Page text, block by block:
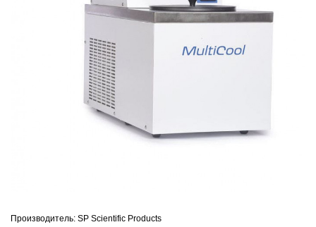
Производитель: SP Scientific Products